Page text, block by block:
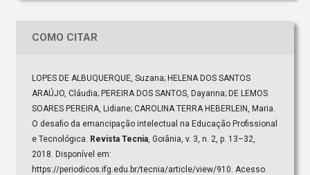
COMO CITAR
LOPES DE ALBUQUERQUE, Suzana; HELENA DOS SANTOS
ARAÚJO, Cláudia; PEREIRA DOS SANTOS, Dayanna; DE LEMOS
SOARES PEREIRA, Lidiane; CAROLINA TERRA HEBERLEIN, Maria.
O desafio da emancipação intelectual na Educação Profissional
e Tecnológica. Revista Tecnia, Goiânia, v. 3, n. 2, p. 13–32,
2018. Disponível em:
https://periodicos.ifg.edu.br/tecnia/article/view/910. Acesso